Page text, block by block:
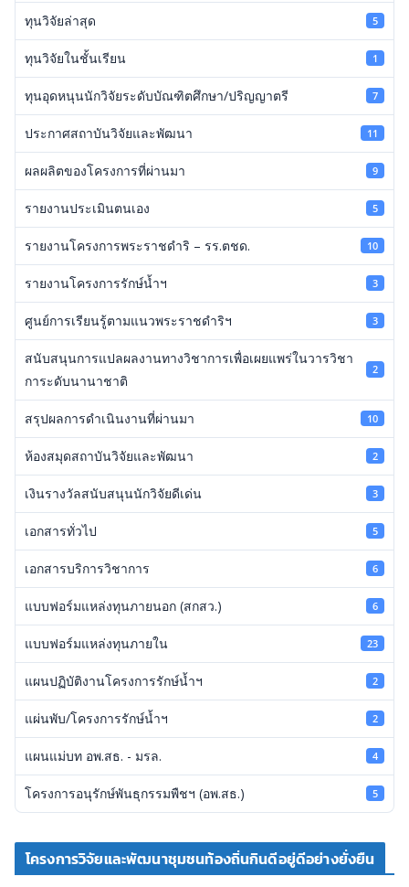
ทุนวิจัยล่าสุด 5
ทุนวิจัยในชั้นเรียน 1
ทุนอุดหนุนนักวิจัยระดับบัณฑิตศึกษา/ปริญญาตรี 7
ประกาศสถาบันวิจัยและพัฒนา 11
ผลผลิตของโครงการที่ผ่านมา 9
รายงานประเมินตนเอง 5
รายงานโครงการพระราชดำริ – รร.ตชด. 10
รายงานโครงการรักษ์น้ำฯ 3
ศูนย์การเรียนรู้ตามแนวพระราชดำริฯ 3
สนับสนุนการแปลผลงานทางวิชาการเพื่อเผยแพร่ในวารวิชา
การะดับนานาชาติ
2
สรุปผลการดำเนินงานที่ผ่านมา 10
ห้องสมุดสถาบันวิจัยและพัฒนา 2
เงินรางวัลสนับสนุนนักวิจัยดีเด่น 3
เอกสารทั่วไป 5
เอกสารบริการวิชาการ 6
แบบฟอร์มแหล่งทุนภายนอก (สกสว.) 6
แบบฟอร์มแหล่งทุนภายใน 23
แผนปฏิบัติงานโครงการรักษ์น้ำฯ 2
แผ่นพับ/โครงการรักษ์น้ำฯ 2
แผนแม่บท อพ.สธ. - มรล. 4
โครงการอนุรักษ์พันธุกรรมพืชฯ (อพ.สธ.) 5
โครงการวิจัยและพัฒนาชุมชนท้องถิ่นกินดีอยู่ดีอย่างยั่งยืน